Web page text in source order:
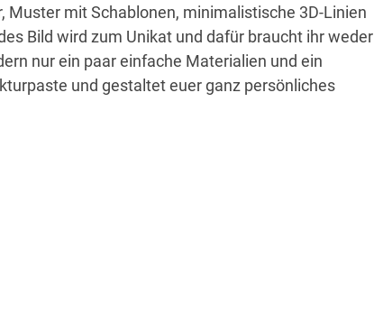
Muster mit Schablonen, minimalistische 3D-Linien
Bild wird zum Unikat und dafür braucht ihr weder
nur ein paar einfache Materialien und ein
und gestaltet euer ganz persönliches